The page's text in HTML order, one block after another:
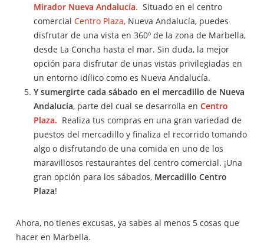
Mirador Nueva Andalucía. Situado en el centro
comercial Centro Plaza, Nueva Andalucía, puedes
disfrutar de una vista en 360º de la zona de Marbella,
desde La Concha hasta el mar. Sin duda, la mejor
opción para disfrutar de unas vistas privilegiadas en
un entorno idílico como es Nueva Andalucía.
Y sumergirte cada sábado en el mercadillo de Nueva
Andalucía, parte del cual se desarrolla en Centro
Plaza. Realiza tus compras en una gran variedad de
puestos del mercadillo y finaliza el recorrido tomando
algo o disfrutando de una comida en uno de los
maravillosos restaurantes del centro comercial. ¡Una
gran opción para los sábados, Mercadillo Centro
Plaza!
Ahora, no tienes excusas, ya sabes al menos 5 cosas que
hacer en Marbella.